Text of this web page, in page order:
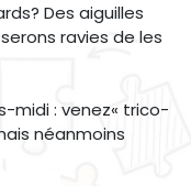
Des aiguilles
ravies de les
midi : venez« trico-
néanmoins